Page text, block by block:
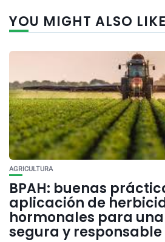
YOU MIGHT ALSO LIKE
AGRICULTURA
BPAH: buenas
aplicación de
hormonales para
segura y responsable